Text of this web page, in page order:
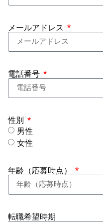
メールアドレス
電話番号
性別
男性
女性
年齢（応募時点）
転職希望時期